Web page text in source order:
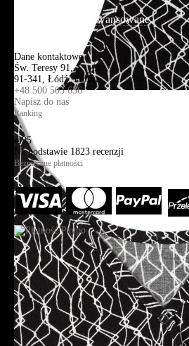
Wyszukiwanie zaawansowane
Dane kontaktowe
Św. Teresy 91,
91-341, Łódź, Polska
+48 500 503 636
Napisz do nas
Ranking
4.95
Na podstawie 1823 recenzji
Bezpieczne płatności